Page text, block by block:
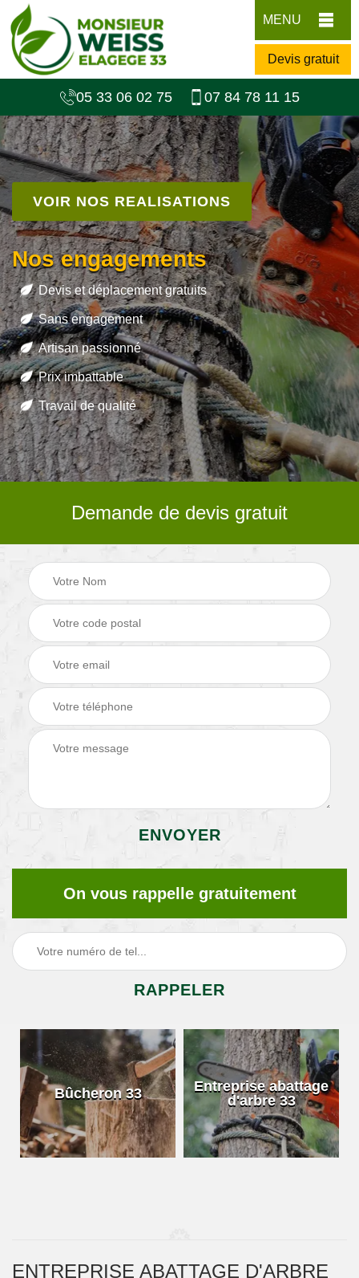
MENU
Devis gratuit
05 33 06 02 75 07 84 78 11 15
VOIR NOS REALISATIONS
Nos engagements
Devis et déplacement gratuits
Sans engagement
Artisan passionné
Prix imbattable
Travail de qualité
Demande de devis gratuit
On vous rappelle gratuitement
Bûcheron 33
Entreprise abattage
d'arbre 33
ENTREPRISE ABATTAGE D'ARBRE